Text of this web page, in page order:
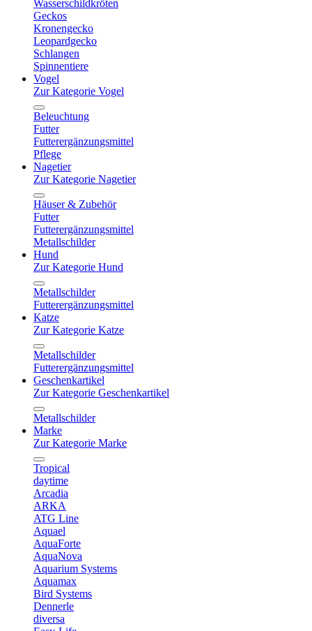
Wasserschildkröten
Geckos
Kronengecko
Leopardgecko
Schlangen
Spinnentiere
Vogel
Zur Kategorie Vogel
Beleuchtung
Futter
Futterergänzungsmittel
Pflege
Nagetier
Zur Kategorie Nagetier
Häuser & Zubehör
Futter
Futterergänzungsmittel
Metallschilder
Hund
Zur Kategorie Hund
Metallschilder
Futterergänzungsmittel
Katze
Zur Kategorie Katze
Metallschilder
Futterergänzungsmittel
Geschenkartikel
Zur Kategorie Geschenkartikel
Metallschilder
Marke
Zur Kategorie Marke
Tropical
daytime
Arcadia
ARKA
ATG Line
Aquael
AquaForte
AquaNova
Aquarium Systems
Aquamax
Bird Systems
Dennerle
diversa